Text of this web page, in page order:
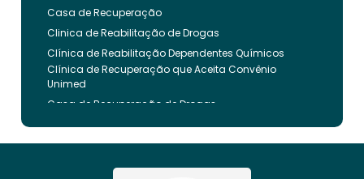
Casa de Recuperação
Clinica de Reabilitação de Drogas
Clínica de Reabilitação Dependentes Químicos
Clínica de Recuperação que Aceita Convênio
Unimed
Casa de Recuperação de Drogas
Clínica de Reabilitação de Dependentes Químicos
Clinica de Recuperação de Drogas Pelo Bradesco
Internação Involuntária que Aceita Convenio